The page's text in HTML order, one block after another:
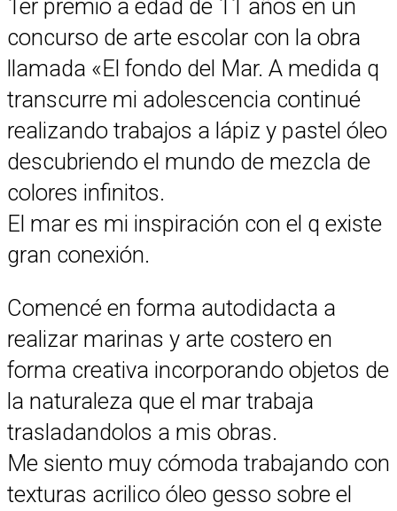
1er premio a edad de 11 años en un
concurso de arte escolar con la obra
llamada «El fondo del Mar. A medida q
transcurre mi adolescencia continué
realizando trabajos a lápiz y pastel óleo
descubriendo el mundo de mezcla de
colores infinitos.
El mar es mi inspiración con el q existe
gran conexión.
Comencé en forma autodidacta a
realizar marinas y arte costero en
forma creativa incorporando objetos de
la naturaleza que el mar trabaja
trasladandolos a mis obras.
Me siento muy cómoda trabajando con
texturas acrilico óleo gesso sobre el